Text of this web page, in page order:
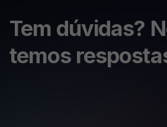
Tem dúvidas?
temos